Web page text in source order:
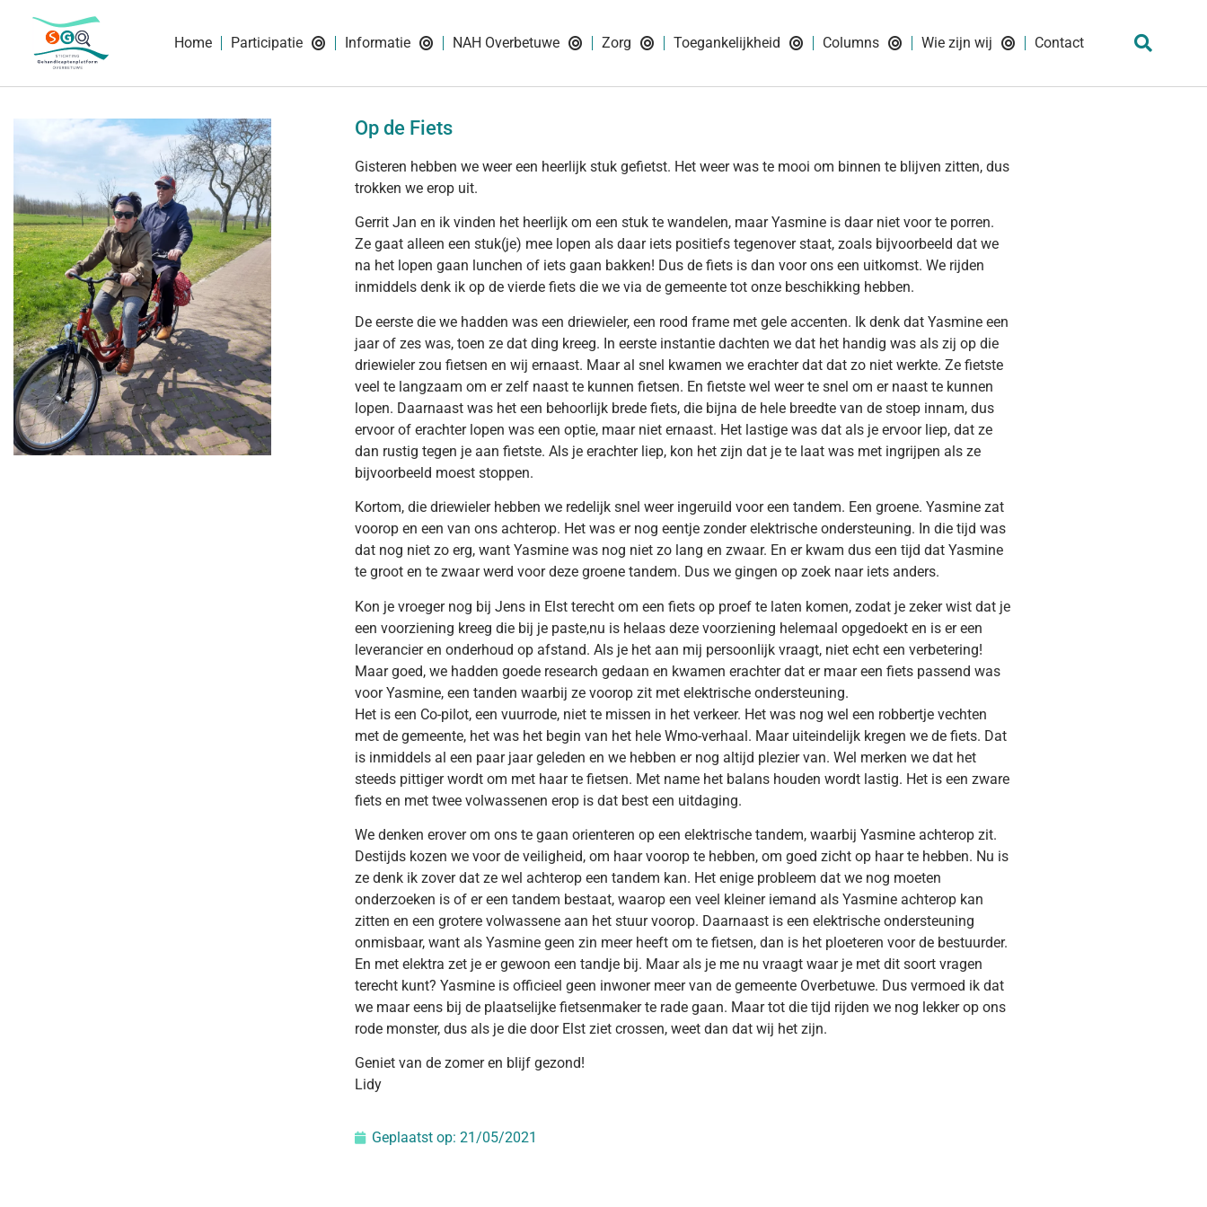
Home Participatie Informatie NAH Overbetuwe Zorg Toegankelijkheid Columns Wie zijn wij Contact
Op de Fiets
Gisteren hebben we weer een heerlijk stuk gefietst. Het weer was te mooi om binnen te blijven zitten, dus
trokken we erop uit.
Gerrit Jan en ik vinden het heerlijk om een stuk te wandelen, maar Yasmine is daar niet voor te porren.
Ze gaat alleen een stuk(je) mee lopen als daar iets positiefs tegenover staat, zoals bijvoorbeeld dat we
na het lopen gaan lunchen of iets gaan bakken! Dus de fiets is dan voor ons een uitkomst. We rijden
inmiddels denk ik op de vierde fiets die we via de gemeente tot onze beschikking hebben.
De eerste die we hadden was een driewieler, een rood frame met gele accenten. Ik denk dat Yasmine een
jaar of zes was, toen ze dat ding kreeg. In eerste instantie dachten we dat het handig was als zij op die
driewieler zou fietsen en wij ernaast. Maar al snel kwamen we erachter dat dat zo niet werkte. Ze fietste
veel te langzaam om er zelf naast te kunnen fietsen. En fietste wel weer te snel om er naast te kunnen
lopen. Daarnaast was het een behoorlijk brede fiets, die bijna de hele breedte van de stoep innam, dus
ervoor of erachter lopen was een optie, maar niet ernaast. Het lastige was dat als je ervoor liep, dat ze
dan rustig tegen je aan fietste. Als je erachter liep, kon het zijn dat je te laat was met ingrijpen als ze
bijvoorbeeld moest stoppen.
Kortom, die driewieler hebben we redelijk snel weer ingeruild voor een tandem. Een groene. Yasmine zat
voorop en een van ons achterop. Het was er nog eentje zonder elektrische ondersteuning. In die tijd was
dat nog niet zo erg, want Yasmine was nog niet zo lang en zwaar. En er kwam dus een tijd dat Yasmine
te groot en te zwaar werd voor deze groene tandem. Dus we gingen op zoek naar iets anders.
Kon je vroeger nog bij Jens in Elst terecht om een fiets op proef te laten komen, zodat je zeker wist dat je
een voorziening kreeg die bij je paste,nu is helaas deze voorziening helemaal opgedoekt en is er een
leverancier en onderhoud op afstand. Als je het aan mij persoonlijk vraagt, niet echt een verbetering!
Maar goed, we hadden goede research gedaan en kwamen erachter dat er maar een fiets passend was
voor Yasmine, een tanden waarbij ze voorop zit met elektrische ondersteuning.
Het is een Co-pilot, een vuurrode, niet te missen in het verkeer. Het was nog wel een robbertje vechten
met de gemeente, het was het begin van het hele Wmo-verhaal. Maar uiteindelijk kregen we de fiets. Dat
is inmiddels al een paar jaar geleden en we hebben er nog altijd plezier van. Wel merken we dat het
steeds pittiger wordt om met haar te fietsen. Met name het balans houden wordt lastig. Het is een zware
fiets en met twee volwassenen erop is dat best een uitdaging.
We denken erover om ons te gaan orienteren op een elektrische tandem, waarbij Yasmine achterop zit.
Destijds kozen we voor de veiligheid, om haar voorop te hebben, om goed zicht op haar te hebben. Nu is
ze denk ik zover dat ze wel achterop een tandem kan. Het enige probleem dat we nog moeten
onderzoeken is of er een tandem bestaat, waarop een veel kleiner iemand als Yasmine achterop kan
zitten en een grotere volwassene aan het stuur voorop. Daarnaast is een elektrische ondersteuning
onmisbaar, want als Yasmine geen zin meer heeft om te fietsen, dan is het ploeteren voor de bestuurder.
En met elektra zet je er gewoon een tandje bij. Maar als je me nu vraagt waar je met dit soort vragen
terecht kunt? Yasmine is officieel geen inwoner meer van de gemeente Overbetuwe. Dus vermoed ik dat
we maar eens bij de plaatselijke fietsenmaker te rade gaan. Maar tot die tijd rijden we nog lekker op ons
rode monster, dus als je die door Elst ziet crossen, weet dan dat wij het zijn.
Geniet van de zomer en blijf gezond!
Lidy
Geplaatst op: 21/05/2021